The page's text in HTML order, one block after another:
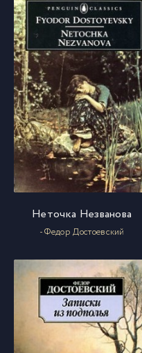
Неточка Незванова
- Федор Достоевский